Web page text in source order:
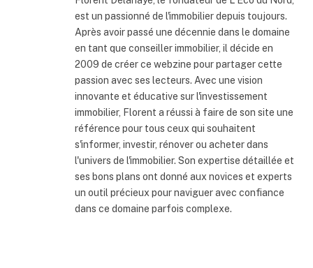
est un passionné de l'immobilier depuis toujours.
Après avoir passé une décennie dans le domaine
en tant que conseiller immobilier, il décide en
2009 de créer ce webzine pour partager cette
passion avec ses lecteurs. Avec une vision
innovante et éducative sur l'investissement
immobilier, Florent a réussi à faire de son site une
référence pour tous ceux qui souhaitent
s'informer, investir, rénover ou acheter dans
l'univers de l'immobilier. Son expertise détaillée et
ses bons plans ont donné aux novices et experts
un outil précieux pour naviguer avec confiance
dans ce domaine parfois complexe.